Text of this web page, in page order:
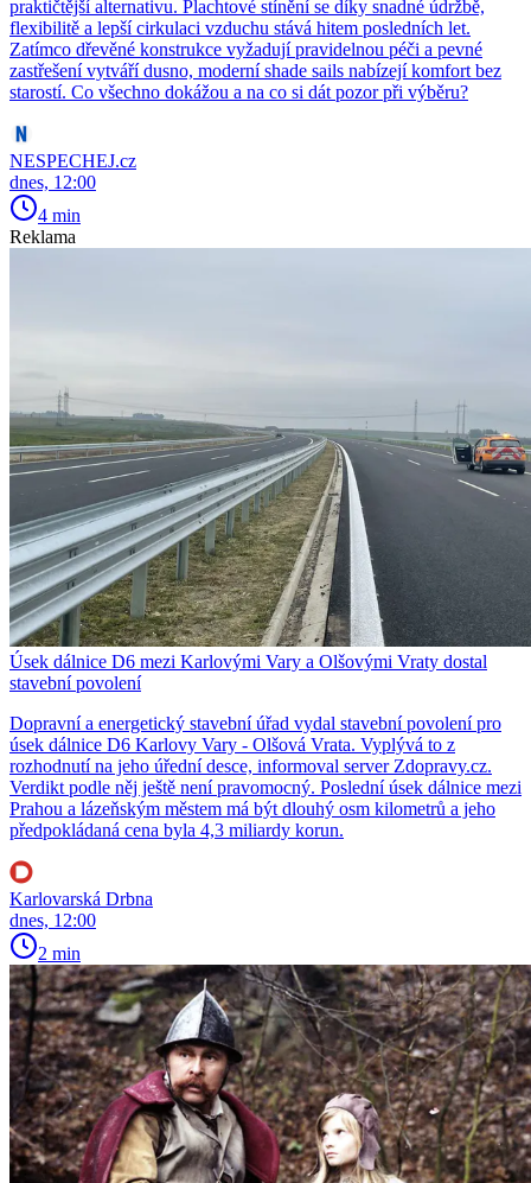
praktičtější alternativu. Plachtové stínění se díky snadné údržbě,
flexibilitě a lepší cirkulaci vzduchu stává hitem posledních let.
Zatímco dřevěné konstrukce vyžadují pravidelnou péči a pevné
zastřešení vytváří dusno, moderní shade sails nabízejí komfort bez
starostí. Co všechno dokážou a na co si dát pozor při výběru?
NESPECHEJ.cz
dnes, 12:00
4 min
Reklama
Úsek dálnice D6 mezi Karlovými Vary a Olšovými Vraty dostal
stavební povolení
Dopravní a energetický stavební úřad vydal stavební povolení pro
úsek dálnice D6 Karlovy Vary - Olšová Vrata. Vyplývá to z
rozhodnutí na jeho úřední desce, informoval server Zdopravy.cz.
Verdikt podle něj ještě není pravomocný. Poslední úsek dálnice mezi
Prahou a lázeňským městem má být dlouhý osm kilometrů a jeho
předpokládaná cena byla 4,3 miliardy korun.
Karlovarská Drbna
dnes, 12:00
2 min